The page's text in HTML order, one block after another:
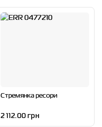
Стремянка ресори
2 112.00 грн